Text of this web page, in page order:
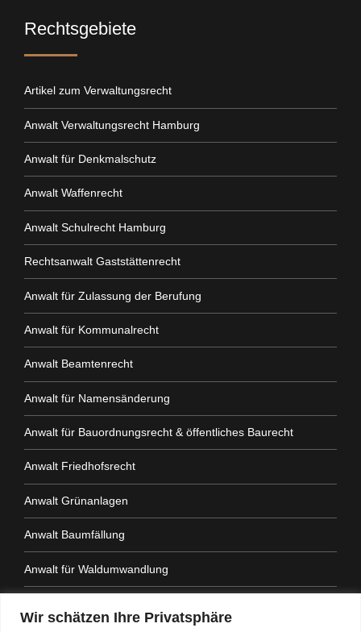
Wir schätzen Ihre Privatsphäre
Rechtsgebiete
Artikel zum Verwaltungsrecht
Anwalt Verwaltungsrecht Hamburg
Anwalt für Denkmalschutz
Anwalt Waffenrecht
Anwalt Schulrecht Hamburg
Rechtsanwalt Gaststättenrecht
Anwalt für Zulassung der Berufung
Anwalt für Kommunalrecht
Anwalt Beamtenrecht
Anwalt für Namensänderung
Anwalt für Bauordnungsrecht & öffentliches Baurecht
Anwalt Friedhofsrecht
Anwalt Grünanlagen
Anwalt Baumfällung
Anwalt für Waldumwandlung